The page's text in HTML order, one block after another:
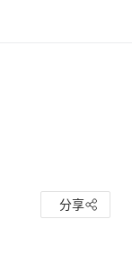
分享